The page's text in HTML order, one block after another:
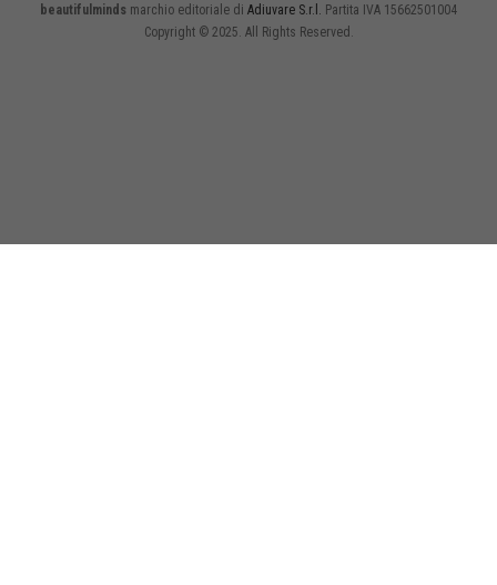
beautifulminds marchio editoriale di Adiuvare S.r.l.
Partita IVA 15662501004
Copyright © 2025. All Rights Reserved.